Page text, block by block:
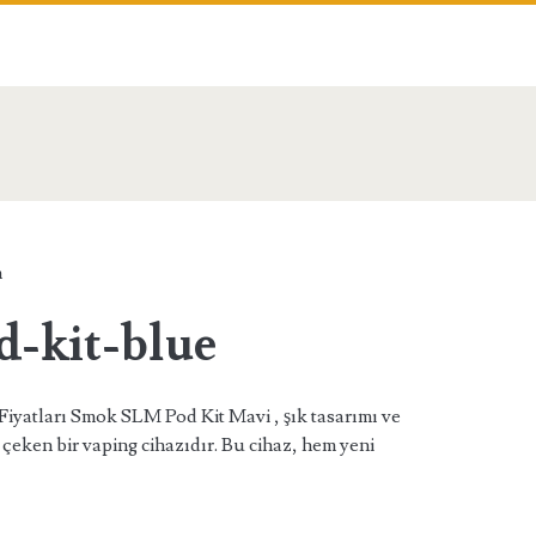
kit-blue
Smok SLM Pod Kit Mavi , şık tasarımı ve
bir vaping cihazıdır. Bu cihaz, hem yeni